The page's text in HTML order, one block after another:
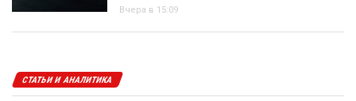
Вчера в 15:09
СТАТЬИ И АНАЛИТИКА